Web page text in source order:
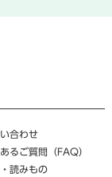
い合わせ
あるご質問（FAQ）
読みもの